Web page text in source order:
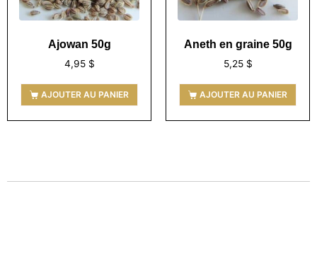
Ajowan 50g
4,95 $
AJOUTER AU PANIER
Aneth en graine 50g
5,25 $
AJOUTER AU PANIER